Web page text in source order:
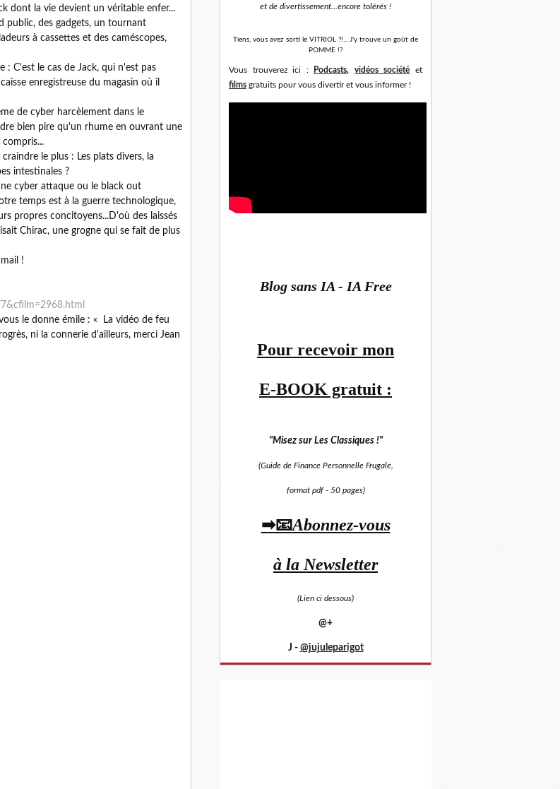
dont la vie devient un véritable enfer...
public, des gadgets, un tournant
à cassettes et des caméscopes,
: C'est le cas de Jack, qui n'est pas
enregistreuse du magasin où il
de cyber harcèlement dans le
bien pire qu'un rhume en ouvrant une
le plus : Les plats divers, la
intestinales ?
cyber attaque ou le black out
temps est à la guerre technologique,
propres concitoyens...D'où des laissés
Chirac, une grogne qui se fait de plus
!
le donne émile : « La vidéo de feu
ni la connerie d'ailleurs, merci Jean
et de divertissement... encore tolérés !
Tiens, vous avez sorti le VITRIOL ?!... J'y trouve un goût de
POMME !?
Vous trouverez ici : Podcasts, vidéos société et
films gratuits pour vous divertir et vous informer !
Blog sans IA - IA Free
Pour recevoir mon
E-BOOK gratuit :
"Misez sur Les Classiques !"
(Guide de Finance Personnelle Frugale,
format pdf - 50 pages)
➡📧Abonnez-vous
à la Newsletter
(Lien ci dessous)
@+
J - @jujuleparigot